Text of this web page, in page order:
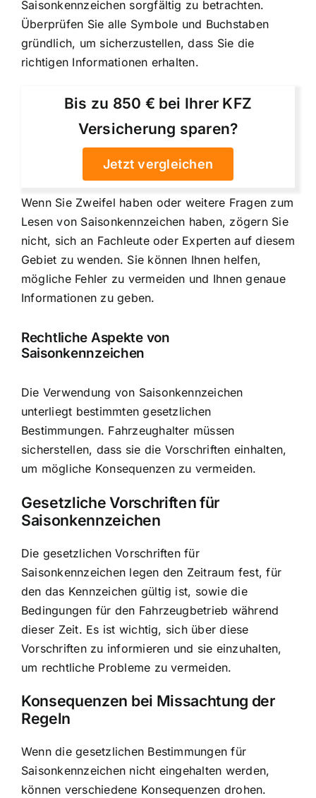
Saisonkennzeichen sorgfältig zu betrachten.
Überprüfen Sie alle Symbole und Buchstaben
gründlich, um sicherzustellen, dass Sie die
richtigen Informationen erhalten.
Bis zu 850 € bei Ihrer KFZ
Versicherung sparen?
Jetzt vergleichen
Wenn Sie Zweifel haben oder weitere Fragen zum
Lesen von Saisonkennzeichen haben, zögern Sie
nicht, sich an Fachleute oder Experten auf diesem
Gebiet zu wenden. Sie können Ihnen helfen,
mögliche Fehler zu vermeiden und Ihnen genaue
Informationen zu geben.
Rechtliche Aspekte von
Saisonkennzeichen
Die Verwendung von Saisonkennzeichen
unterliegt bestimmten gesetzlichen
Bestimmungen. Fahrzeughalter müssen
sicherstellen, dass sie die Vorschriften einhalten,
um mögliche Konsequenzen zu vermeiden.
Gesetzliche Vorschriften für
Saisonkennzeichen
Die gesetzlichen Vorschriften für
Saisonkennzeichen legen den Zeitraum fest, für
den das Kennzeichen gültig ist, sowie die
Bedingungen für den Fahrzeugbetrieb während
dieser Zeit. Es ist wichtig, sich über diese
Vorschriften zu informieren und sie einzuhalten,
um rechtliche Probleme zu vermeiden.
Konsequenzen bei Missachtung der
Regeln
Wenn die gesetzlichen Bestimmungen für
Saisonkennzeichen nicht eingehalten werden,
können verschiedene Konsequenzen drohen.